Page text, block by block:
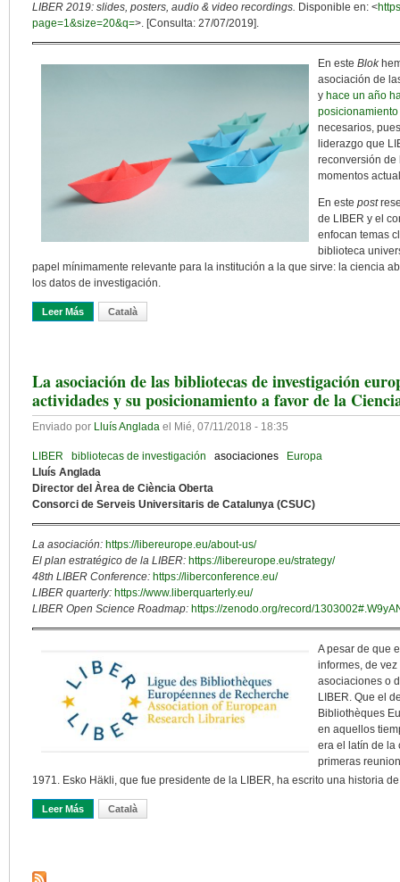
LIBER 2019: slides, posters, audio & video recordings. Disponible en: <
page=1&size=20&q=>. [Consulta: 27/07/2019].
En este Blok
asociación de
y hace un año
necesarios,
liderazgo que
reconversión de
momentos
En este post
de LIBER y el
enfocan temas
biblioteca
papel mínimamente relevante para la institución a la que sirve: la ciencia
los datos de investigación.
Leer Más Sobre LIBERando El Cambio: Informes Y Actividades De LIBER
Català
La asociación de las bibliotecas de investigación
actividades y su posicionamiento a favor de la
Enviado por Lluís Anglada el Mié, 07/11/2018 - 18:35
LIBER bibliotecas de investigación asociaciones
Europa
Lluís Anglada
Director del Àrea de Ciència Oberta
Consorci de Serveis Universitaris de Catalunya (CSUC)
La asociación: https://libereurope.eu/about-us/
El plan estratégico de la LIBER: https://libereurope.eu/strategy/
48th LIBER Conference: https://liberconference.eu/
LIBER quarterly: https://www.liberquarterly.eu/
LIBER Open Science Roadmap: https://zenodo.org/record/
A pesar de que
informes, de
asociaciones o
LIBER. Que el
Bibliothèques
en aquellos
era el latín de la
primeras
1971. Esko Häkli, que fue presidente de la LIBER, ha escrito una historia
Leer Más Sobre La Asociación De Las Bibliotecas De Investigación
Català